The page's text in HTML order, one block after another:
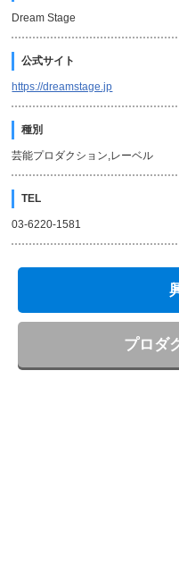
Dream Stage
公式サイト
https://dreamstage.jp
種別
芸能プロダクション,レーベル
TEL
03-6220-1581
プロダ